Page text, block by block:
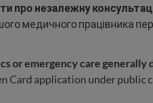
про незалежну
медичного працівника
or emergency care generally
Card application under public